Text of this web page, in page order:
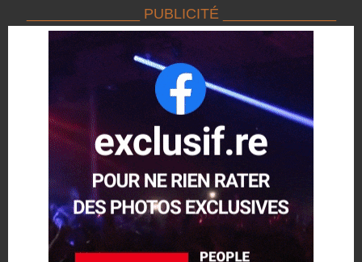
______________ PUBLICITÉ ______________